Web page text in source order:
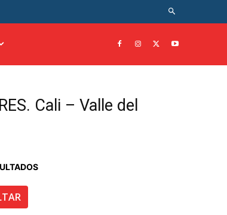
Cali – Valle del